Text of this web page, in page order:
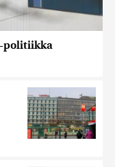
politiikka